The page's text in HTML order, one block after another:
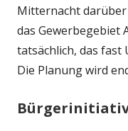
Mitternacht
das Gewerbegebiet
tatsächlich, das fast
Die Planung wird